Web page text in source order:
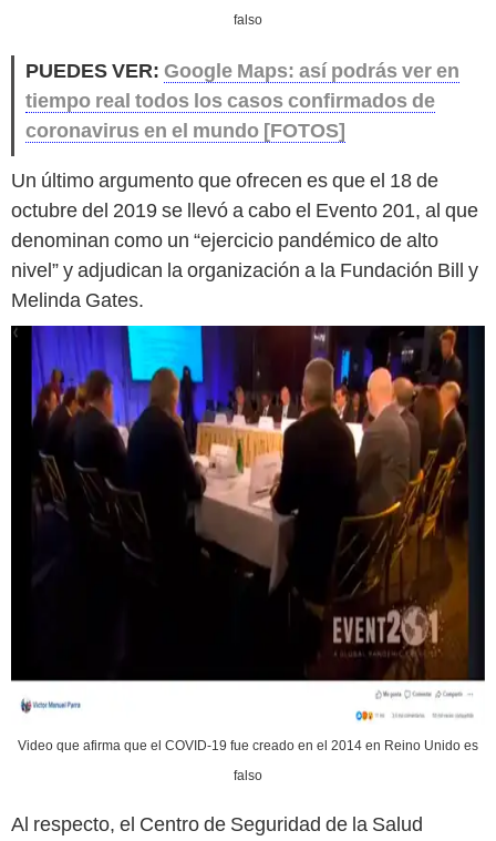
falso
PUEDES VER: Google Maps: así podrás ver en
tiempo real todos los casos confirmados de
coronavirus en el mundo [FOTOS]
Un último argumento que ofrecen es que el 18 de
octubre del 2019 se llevó a cabo el Evento 201, al que
denominan como un “ejercicio pandémico de alto
nivel” y adjudican la organización a la Fundación Bill y
Melinda Gates.
Video que afirma que el COVID-19 fue creado en el 2014 en Reino Unido es
falso
Al respecto, el Centro de Seguridad de la Salud